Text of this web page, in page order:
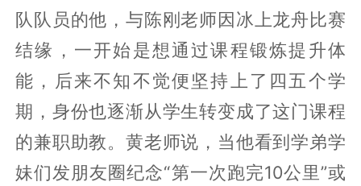
队队员的他，与陈刚老师因冰上龙舟比赛
结缘，一开始是想通过课程锻炼提升体
能，后来不知不觉便坚持上了四五个学
期，身份也逐渐从学生转变成了这门课程
的兼职助教。黄老师说，当他看到学弟学
妹们发朋友圈纪念“第一次跑完10公里”或